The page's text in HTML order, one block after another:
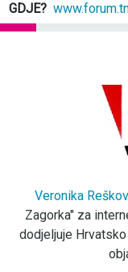
GDJE?
Veronika
Zagorka" za
dodjeljuje